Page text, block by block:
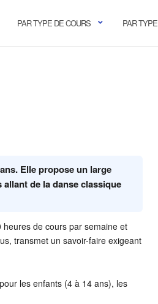
PAR TYPE DE COURS PAR TYPE
Elle propose un large
de la danse classique
heures de cours par semaine et
transmet un savoir-faire exigeant
les enfants (4 à 14 ans), les